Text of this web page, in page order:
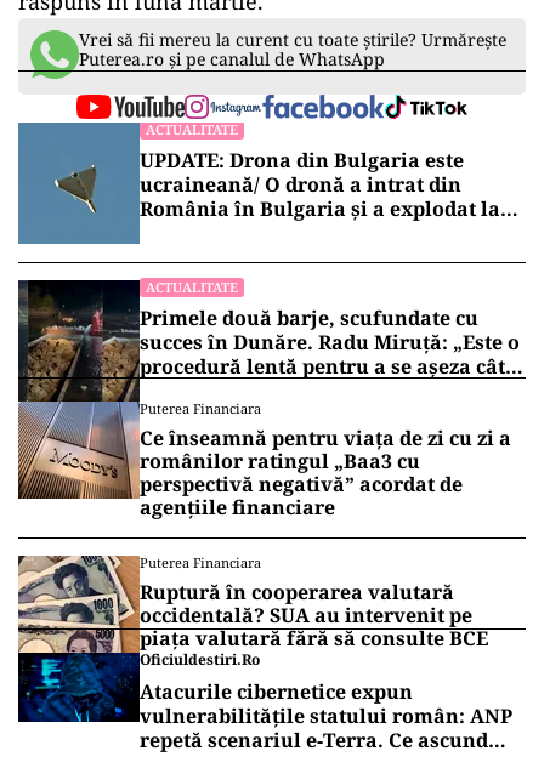
Vrei să fii mereu la curent cu toate știrile? Urmărește
Puterea.ro și pe canalul de WhatsApp
ACTUALITATE
UPDATE: Drona din Bulgaria este
ucraineană/ O dronă a intrat din
România în Bulgaria şi a explodat la
ACTUALITATE
Primele două barje, scufundate cu
succes în Dunăre. Radu Miruță: „Este o
procedură lentă pentru a se așeza cât
Puterea Financiara
Ce înseamnă pentru viața de zi cu zi a
românilor ratingul „Baa3 cu
perspectivă negativă” acordat de
agențiile financiare
Puterea Financiara
Ruptură în cooperarea valutară
occidentală? SUA au intervenit pe
piața valutară fără să consulte BCE
Oficiuldestiri.ro
Atacurile cibernetice expun
vulnerabilitățile statului român: ANP
repetă scenariul e‑Terra. Ce ascund